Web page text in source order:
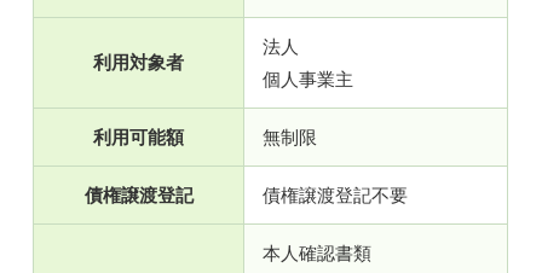
利用対象者
法人
個人事業主
利用可能額 無制限
債権譲渡登記 債権譲渡登記不要
本人確認書類